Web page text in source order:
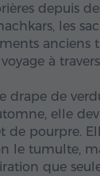
depuis
les
anciens
à travers
drape de
elle
de pourpre.
le tumulte,
que